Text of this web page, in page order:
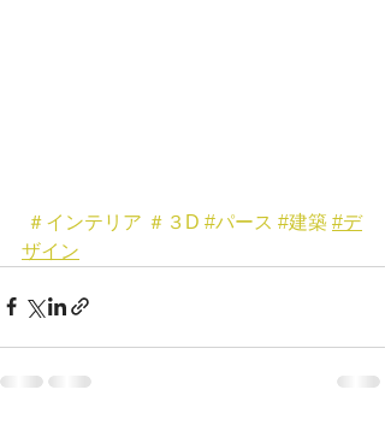
＃インテリア ＃３D #パース #建築 #デ
ザイン